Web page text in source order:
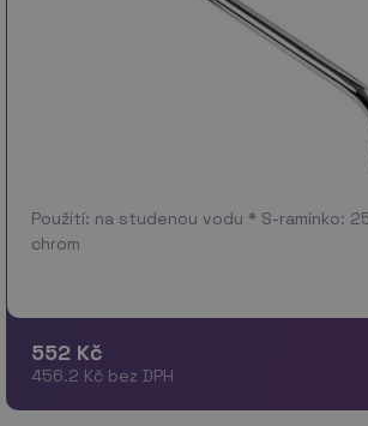
Použití: na studenou vodu * S-ramínko:
chrom
552 Kč
456.2 Kč bez DPH